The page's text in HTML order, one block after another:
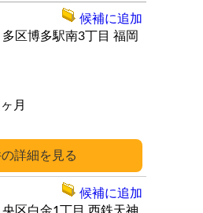
詳細
多区博多駅南3丁目 福岡
ヶ月
候補に追加
候補に追加